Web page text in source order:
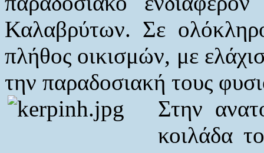
Καλαβρύτων. Σε
πλήθος οικισμών, με
την παραδοσιακή τους
Στην
κοιλάδα